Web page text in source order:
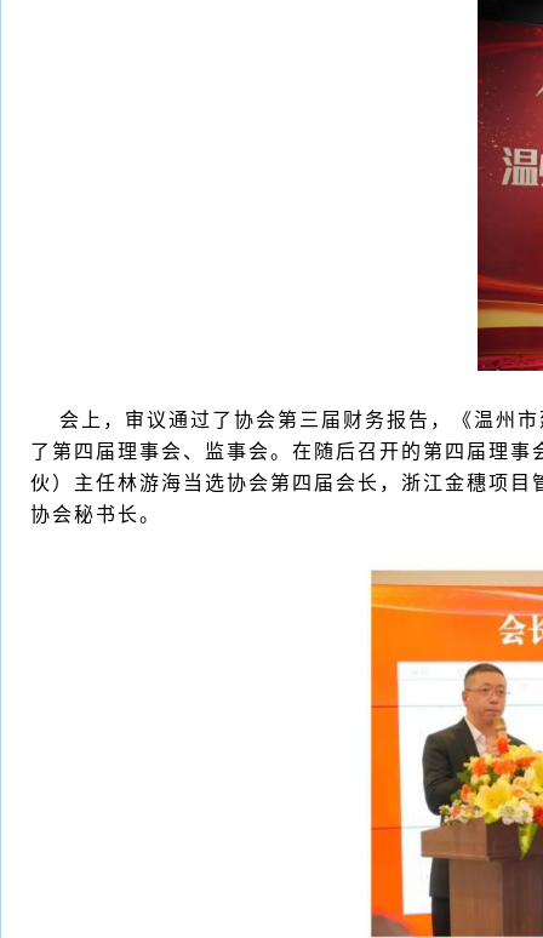
会上，审议通过了协会第三届财务报告，《温州市
了第四届理事会、监事会。在随后召开的第四届理
伙）主任林游海当选协会第四届会长，浙江金穗项
协会秘书长。